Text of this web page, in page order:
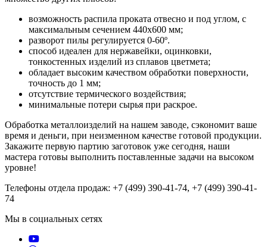
возможность распила проката отвесно и под углом, с
максимальным сечением 440х600 мм;
разворот пилы регулируется 0-60º.
способ идеален для нержавейки, оцинковки,
тонкостенных изделий из сплавов цветмета;
обладает высоким качеством обработки поверхности,
точность до 1 мм;
отсутствие термического воздействия;
минимальные потери сырья при раскрое.
Обработка металлоизделий на нашем заводе, сэкономит ваше
время и деньги, при неизменном качестве готовой продукции.
Закажите первую партию заготовок уже сегодня, наши
мастера готовы выполнить поставленные задачи на высоком
уровне!
Телефоны отдела продаж: +7 (499) 390-41-74, +7 (499) 390-41-
74
Мы в социальных сетях